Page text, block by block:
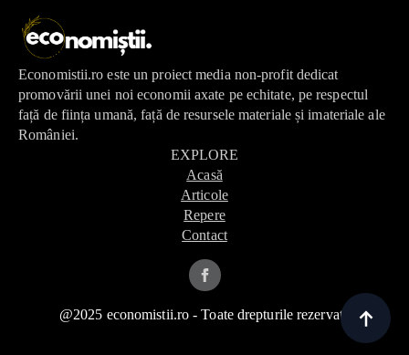
Economistii.ro este un proiect media non-profit dedicat
promovării unei noi economii axate pe echitate, pe respectul
față de ființa umană, față de resursele materiale și imateriale ale
României.
EXPLORE
Acasă
Articole
Repere
Contact
@2025 economistii.ro - Toate drepturile rezervate